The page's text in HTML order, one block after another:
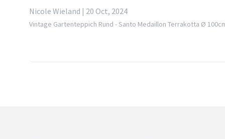
Nicole Wieland | 20 Oct, 2024
Vintage Gartenteppich Rund - Santo Medaillon Terrakotta Ø